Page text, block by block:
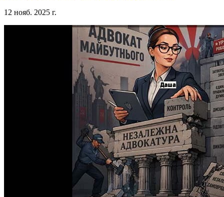
12 нояб. 2025 г.